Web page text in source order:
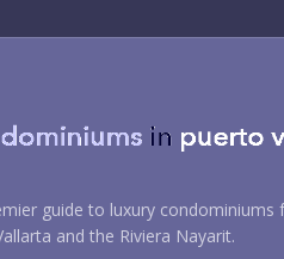
guide to luxury condominiums
and the Riviera Nayarit.